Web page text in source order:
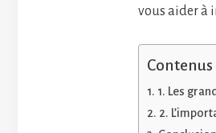
vous aider à
Contenus
1. Les
2.